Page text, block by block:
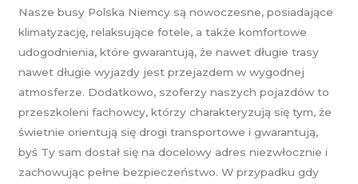
Nasze busy Polska Niemcy są nowoczesne, posiadające
klimatyzację, relaksujące fotele, a także komfortowe
udogodnienia, które gwarantują, że nawet długie trasy
nawet długie wyjazdy jest przejazdem w wygodnej
atmosferze. Dodatkowo, szoferzy naszych pojazdów to
przeszkoleni fachowcy, którzy charakteryzują się tym, że
świetnie orientują się drogi transportowe i gwarantują,
byś Ty sam dostał się na docelowy adres niezwłocznie i
zachowując pełne bezpieczeństwo. W przypadku gdy